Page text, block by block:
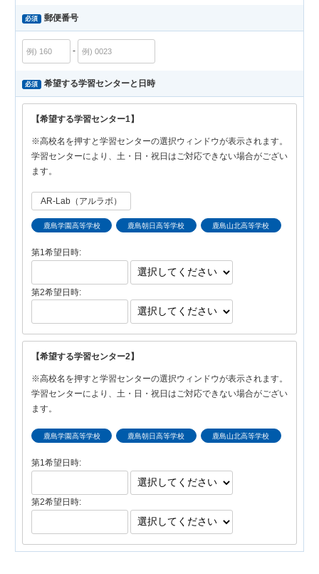
必須 郵便番号
-
必須 希望する学習センターと日時
【希望する学習センター1】
※高校名を押すと学習センターの選択ウィンドウが表示されます。
学習センターにより、土・日・祝日はご対応できない場合がござい
ます。
AR-Lab（アルラボ）
鹿島学園高等学校 鹿島朝日高等学校 鹿島山北高等学校
第1希望日時:
第2希望日時:
【希望する学習センター2】
※高校名を押すと学習センターの選択ウィンドウが表示されます。
学習センターにより、土・日・祝日はご対応できない場合がござい
ます。
鹿島学園高等学校 鹿島朝日高等学校 鹿島山北高等学校
第1希望日時:
第2希望日時: